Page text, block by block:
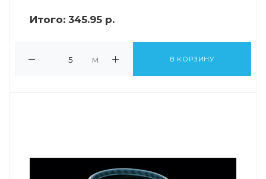
Итого: 345.95 р.
м В КОРЗИНУ